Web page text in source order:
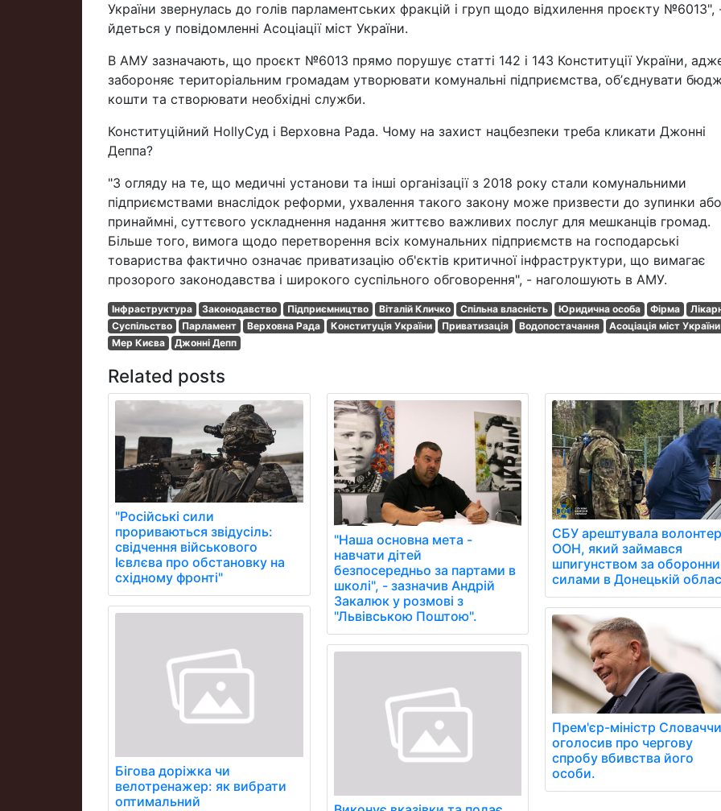
України звернулась до голів парламентських фракцій і груп щодо відхилення проєкту №6013",
йдеться у повідомленні Асоціації міст України.
В АМУ зазначають, що проєкт №6013 прямо порушує статті 142 і 143 Конституції України,
забороняє територіальним громадам утворювати комунальні підприємства, обʼєднувати
кошти та створювати необхідні служби.
Конституційний HollyСуд і Верховна Рада. Чому на захист нацбезпеки треба кликати Джонні
Деппа?
"З огляду на те, що медичні установи та інші організації з 2018 року стали комунальними
підприємствами внаслідок реформи, ухвалення такого закону може призвести до зупинки
принаймні, суттєвого ускладнення надання життєво важливих послуг для мешканців громад.
Більше того, вимога щодо перетворення всіх комунальних підприємств на господарські
товариства фактично означає приватизацію об'єктів критичної інфраструктури, що вимагає
прозорого законодавства і широкого суспільного обговорення", - наголошують в АМУ.
Інфраструктура Законодавство Підприємництво Віталій Кличко Спільна власність Юридична особа Фірма
Суспільство
Парламент Верховна Рада Конституція України Приватизація Водопостачання
Асоціація міст України
Мер Києва
Джонні Депп
Related posts
"Російські сили
прориваються звідусіль:
свідчення військового
Ієвлєва про обстановку на
східному фронті"
Бігова доріжка чи
велотренажер: як вибрати
оптимальний
"Наша основна мета -
навчати дітей
безпосередньо за партами в
школі", - зазначив Андрій
Закалюк у розмові з
"Львівською Поштою".
СБУ арештувала
ООН, який займався
шпигунством за
силами в Донецькій
Прем'єр-міністр
оголосив про чергову
спробу вбивства його
особи.